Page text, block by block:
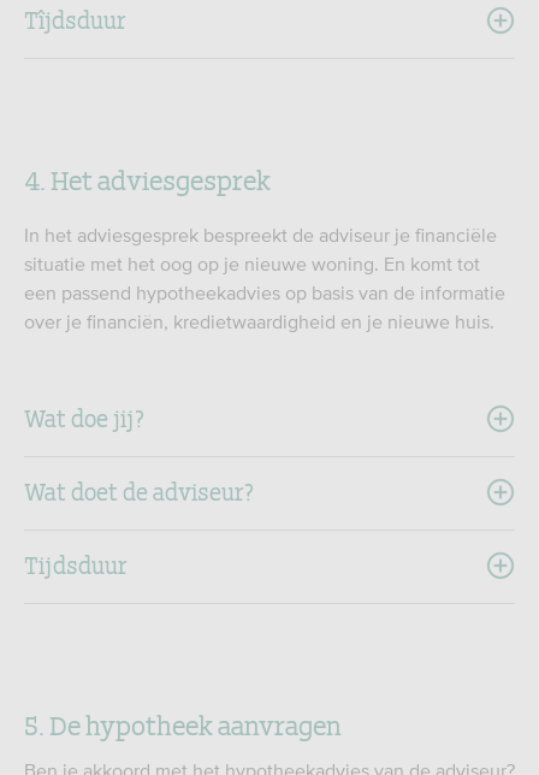
Tîjdsduur
4. Het adviesgesprek
In het adviesgesprek bespreekt de adviseur je financiële
situatie met het oog op je nieuwe woning. En komt tot
een passend hypotheekadvies op basis van de informatie
over je financiën, kredietwaardigheid en je nieuwe huis.
Wat doe jij?
Wat doet de adviseur?
Tijdsduur
5. De hypotheek aanvragen
Ben je akkoord met het hypotheekadvies van de adviseur?